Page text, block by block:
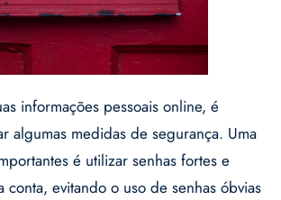
informações pessoais online, é
algumas medidas de segurança. Uma
é utilizar senhas fortes e
conta, evitando o uso de senhas óbvias